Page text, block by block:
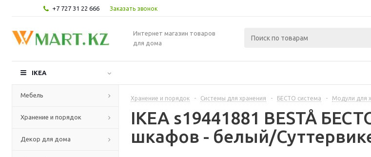
+7 727 31 22 666 Заказать звонок
Интернет магазин товаров
для дома
IKEA
Мебель
Хранение и порядок
Декор для дома
Хранение и порядок - Системы для хранения - БЕСТО система - Модули для
IKEA s19441881 BESTÅ
шкафов - белый/